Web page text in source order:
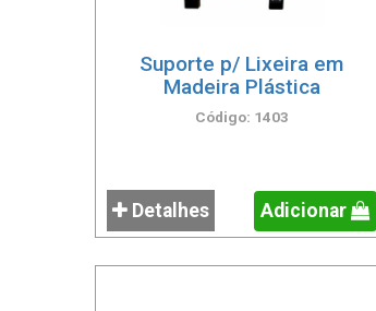
Suporte p/ Lixeira em
Madeira Plástica
Código: 1403
Detalhes Adicionar